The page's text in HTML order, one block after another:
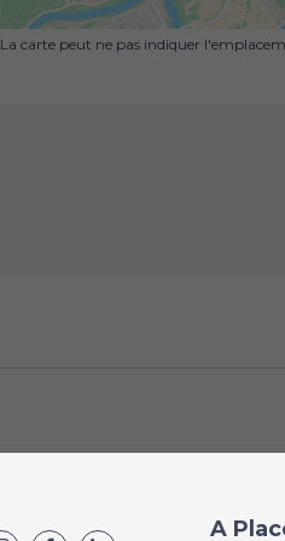
La carte peut ne pas indiquer
A